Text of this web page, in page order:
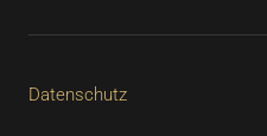
Datenschutz